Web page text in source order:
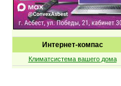
Интернет-компас
Климатсистема вашего дома